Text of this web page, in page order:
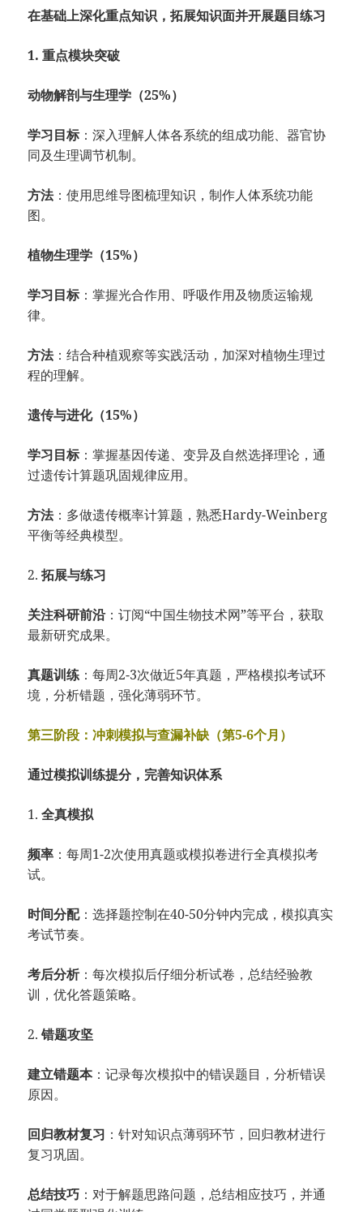
在基础上深化重点知识，拓展知识面并开展题目练习
1. 重点模块突破
动物解剖与生理学（25%）
学习目标：深入理解人体各系统的组成功能、器官协
同及生理调节机制。
方法：使用思维导图梳理知识，制作人体系统功能
图。
植物生理学（15%）
学习目标：掌握光合作用、呼吸作用及物质运输规
律。
方法：结合种植观察等实践活动，加深对植物生理过
程的理解。
遗传与进化（15%）
学习目标：掌握基因传递、变异及自然选择理论，通
过遗传计算题巩固规律应用。
方法：多做遗传概率计算题，熟悉Hardy-Weinberg
平衡等经典模型。
2.拓展与练习
关注科研前沿：订阅“中国生物技术网”等平台，获取
最新研究成果。
真题训练 ：每周2-3次做近5年真题，严格模拟考试环
境，分析错题，强化薄弱环节。
第三阶段：冲刺模拟与查漏补缺（第5-6个月）
通过模拟训练提分，完善知识体系
1.全真模拟
频率 ：每周1-2次使用真题或模拟卷进行全真模拟考
试。
时间分配：选择题控制在40-50分钟内完成，模拟真实
考试节奏。
考后分析：每次模拟后仔细分析试卷，总结经验教
训，优化答题策略。
2.错题攻坚
建立错题本：记录每次模拟中的错误题目，分析错误
原因。
回归教材复习 ：针对知识点薄弱环节，回归教材进行
复习巩固。
总结技巧 ：对于解题思路问题，总结相应技巧，并通